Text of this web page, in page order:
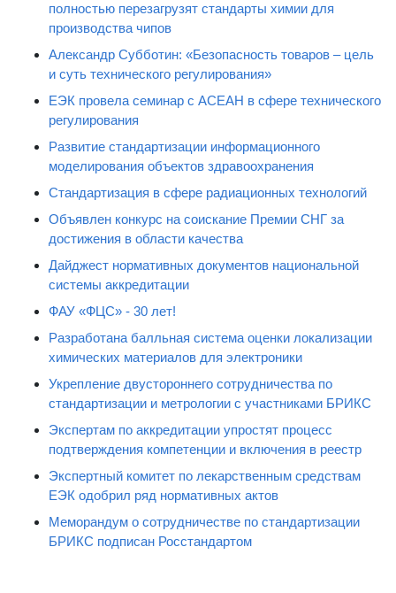
полностью перезагрузят стандарты химии для
производства чипов
Александр Субботин: «Безопасность товаров – цель
и суть технического регулирования»
ЕЭК провела семинар с АСЕАН в сфере технического
регулирования
Развитие стандартизации информационного
моделирования объектов здравоохранения
Стандартизация в сфере радиационных технологий
Объявлен конкурс на соискание Премии СНГ за
достижения в области качества
Дайджест нормативных документов национальной
системы аккредитации
ФАУ «ФЦС» - 30 лет!
Разработана балльная система оценки локализации
химических материалов для электроники
Укрепление двустороннего сотрудничества по
стандартизации и метрологии с участниками БРИКС
Экспертам по аккредитации упростят процесс
подтверждения компетенции и включения в реестр
Экспертный комитет по лекарственным средствам
ЕЭК одобрил ряд нормативных актов
Меморандум о сотрудничестве по стандартизации
БРИКС подписан Росстандартом